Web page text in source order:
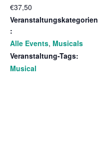
€37,50
Veranstaltungskategorien
:
Alle Events, Musicals
Veranstaltung-Tags:
Musical